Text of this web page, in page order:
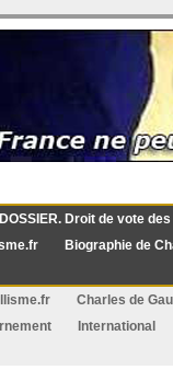
DOSSIER. Droit de vote
Biographie de
Charles de
International